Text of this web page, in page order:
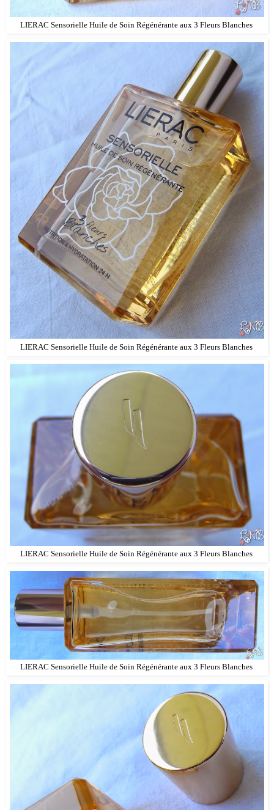
LIERAC Sensorielle Huile de Soin Régénérante aux 3 Fleurs Blanches
LIERAC Sensorielle Huile de Soin Régénérante aux 3 Fleurs Blanches
LIERAC Sensorielle Huile de Soin Régénérante aux 3 Fleurs Blanches
LIERAC Sensorielle Huile de Soin Régénérante aux 3 Fleurs Blanches